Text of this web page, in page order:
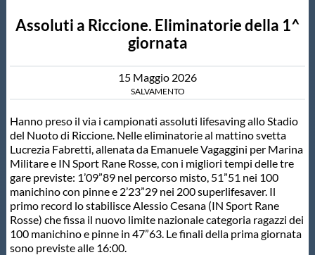
Tuffi
Salvamento
Master
Formazione
Assoluti a Riccione. Eliminatorie della 1^
giornata
15 Maggio 2026
SALVAMENTO
Hanno preso il via i campionati assoluti lifesaving allo Stadio
del Nuoto di Riccione. Nelle eliminatorie al mattino svetta
Lucrezia Fabretti, allenata da Emanuele Vagaggini per Marina
Militare e IN Sport Rane Rosse, con i migliori tempi delle tre
gare previste: 1’09”89 nel percorso misto, 51”51 nei 100
manichino con pinne e 2’23”29 nei 200 superlifesaver. Il
primo record lo stabilisce Alessio Cesana (IN Sport Rane
Rosse) che fissa il nuovo limite nazionale categoria ragazzi dei
100 manichino e pinne in 47”63. Le finali della prima giornata
sono previste alle 16:00.